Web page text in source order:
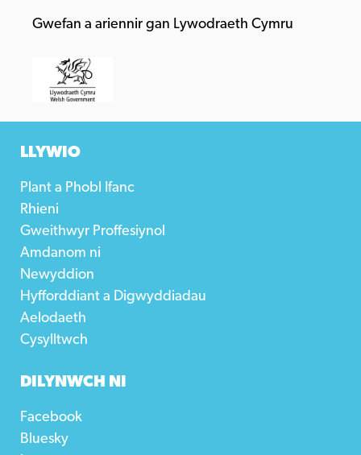
Gwefan a ariennir gan Lywodraeth Cymru
LLYWIO
Plant a Phobl Ifanc
Rhieni
Gweithwyr Proffesiynol
Amdanom ni
Newyddion
Hyfforddiant a Digwyddiadau
Aelodaeth
Cysylltwch
DILYNWCH NI
Facebook
Bluesky